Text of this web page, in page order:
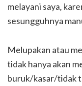
melayani saya,
sesungguhnya
Melupakan atau
tidak hanya akan
buruk/kasar/tidak